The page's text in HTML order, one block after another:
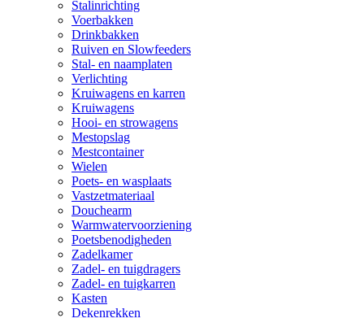
Stalinrichting
Voerbakken
Drinkbakken
Ruiven en Slowfeeders
Stal- en naamplaten
Verlichting
Kruiwagens en karren
Kruiwagens
Hooi- en strowagens
Mestopslag
Mestcontainer
Wielen
Poets- en wasplaats
Vastzetmateriaal
Douchearm
Warmwatervoorziening
Poetsbenodigheden
Zadelkamer
Zadel- en tuigdragers
Zadel- en tuigkarren
Kasten
Dekenrekken